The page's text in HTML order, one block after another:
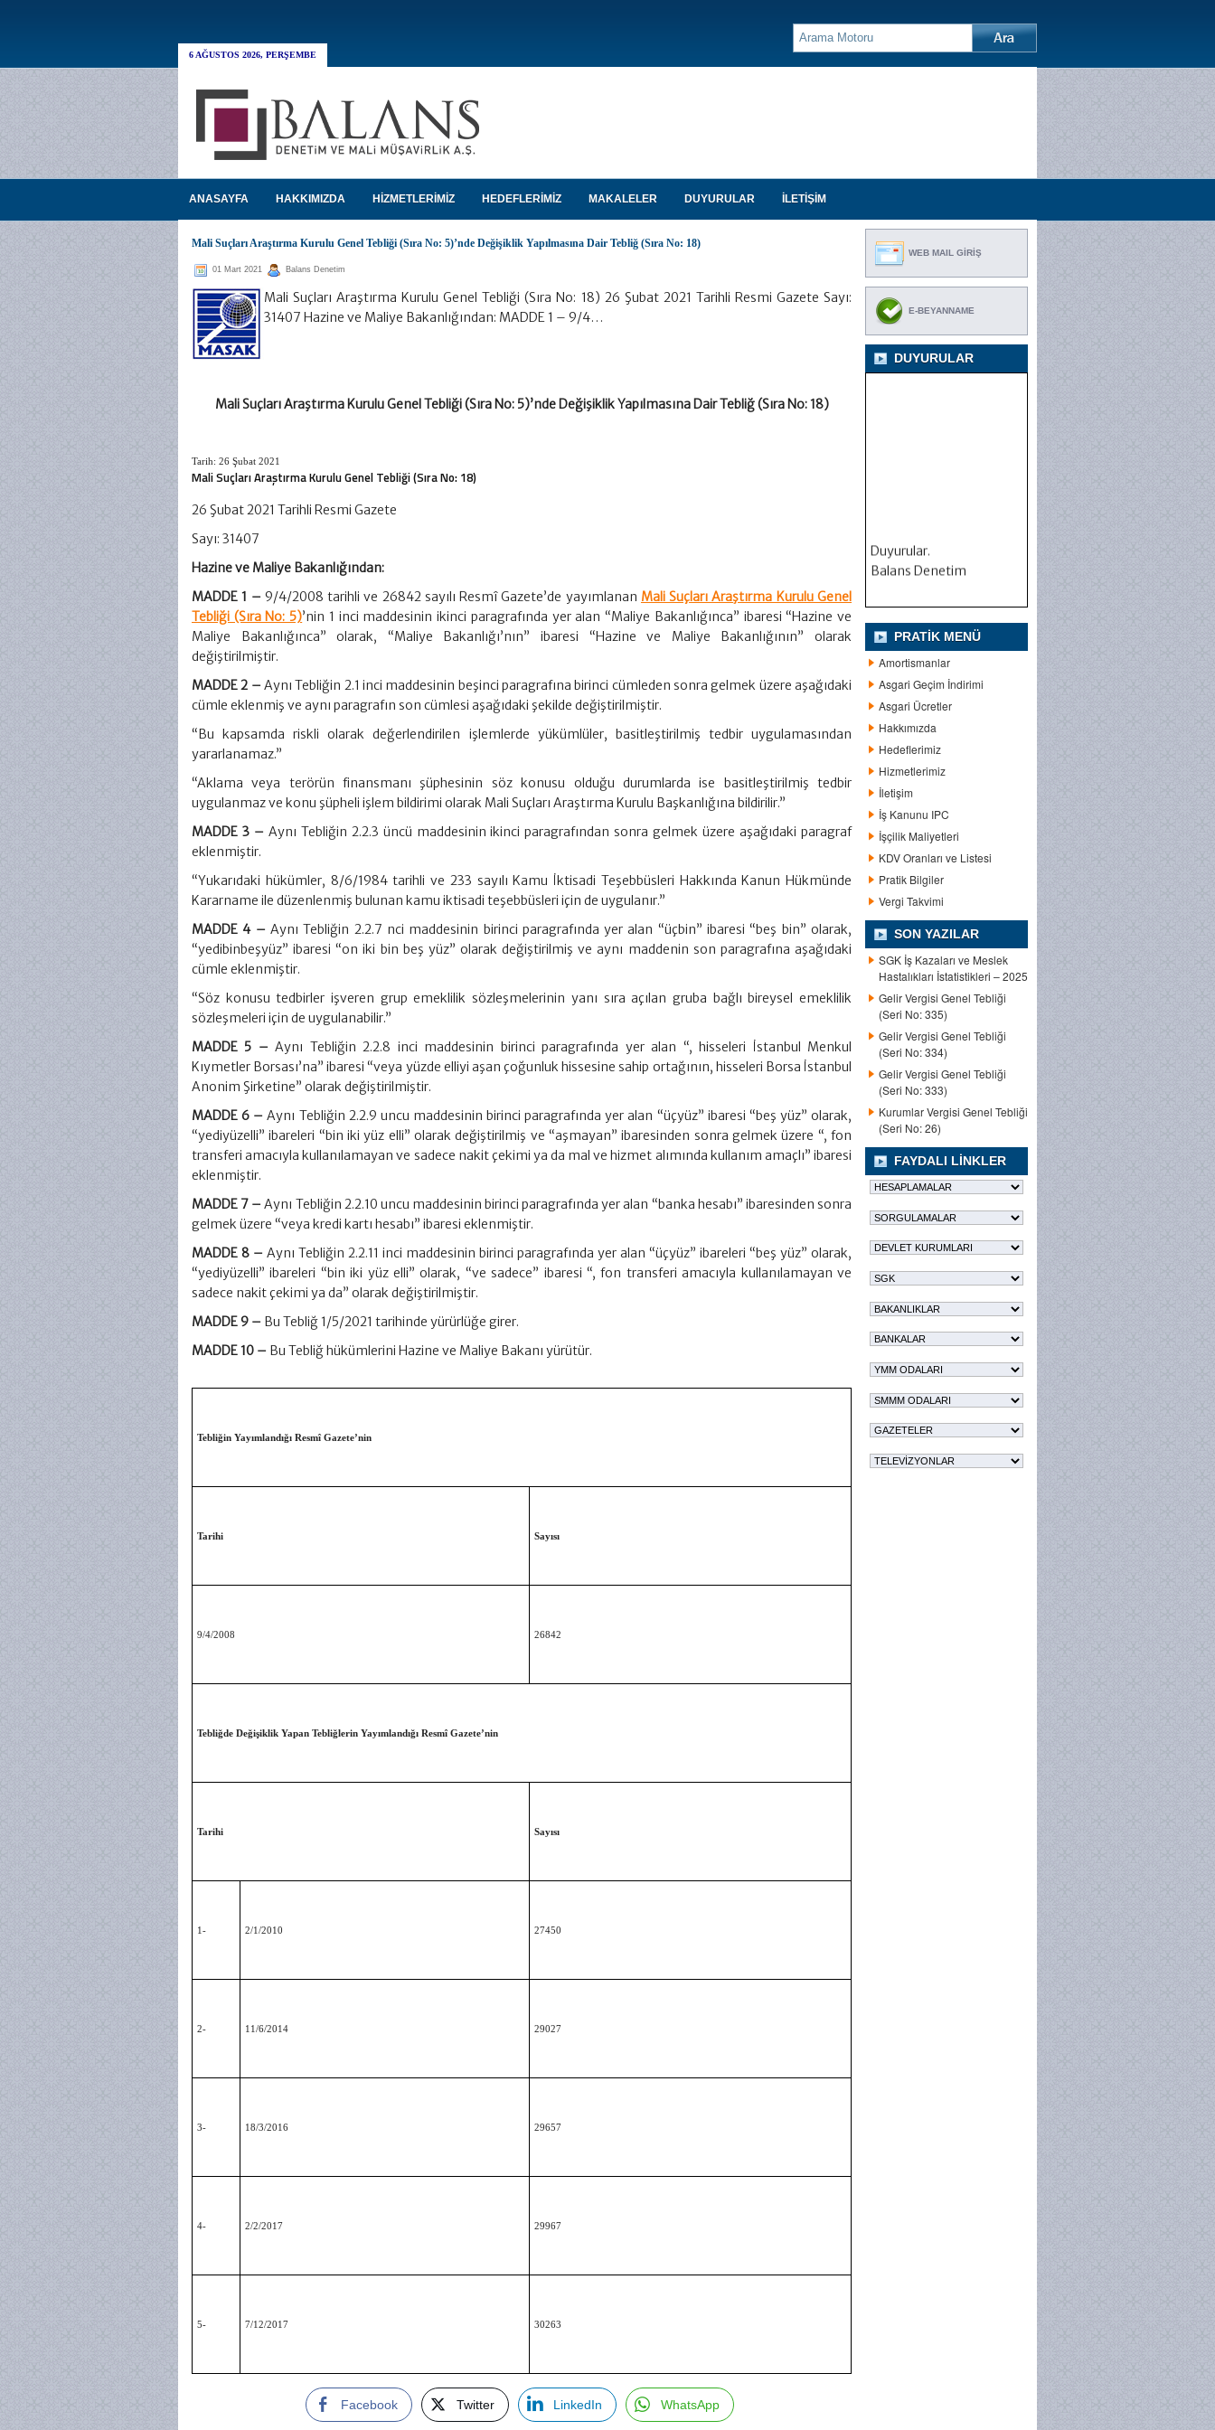
6 AĞUSTOS 2026, PERŞEMBE
ANASAYFA HAKKIMIZDA HİZMETLERİMİZ HEDEFLERİMİZ MAKALELER DUYURULAR İLETİŞİM
Mali Suçları Araştırma Kurulu Genel Tebliği (Sıra No: 5)’nde Değişiklik Yapılmasına Dair Tebliğ (Sıra No: 18)
01 Mart 2021 Balans Denetim
Mali Suçları Araştırma Kurulu Genel Tebliği (Sıra No: 18) 26 Şubat 2021 Tarihli Resmi Gazete Sayı:
31407 Hazine ve Maliye Bakanlığından: MADDE 1 – 9/4…
Mali Suçları Araştırma Kurulu Genel Tebliği (Sıra No: 5)’nde Değişiklik Yapılmasına Dair Tebliğ (Sıra No: 18)
Tarih: 26 Şubat 2021
Mali Suçları Araştırma Kurulu Genel Tebliği (Sıra No: 18)
26 Şubat 2021 Tarihli Resmi Gazete
Sayı: 31407
Hazine ve Maliye Bakanlığından:
MADDE 1 – 9/4/2008 tarihli ve 26842 sayılı Resmî Gazete’de yayımlanan Mali Suçları Araştırma Kurulu Genel
Tebliği (Sıra No: 5)’nin 1 inci maddesinin ikinci paragrafında yer alan “Maliye Bakanlığınca” ibaresi “Hazine ve
Maliye Bakanlığınca” olarak, “Maliye Bakanlığı’nın” ibaresi “Hazine ve Maliye Bakanlığının” olarak
değiştirilmiştir.
MADDE 2 – Aynı Tebliğin 2.1 inci maddesinin beşinci paragrafına birinci cümleden sonra gelmek üzere aşağıdaki
cümle eklenmiş ve aynı paragrafın son cümlesi aşağıdaki şekilde değiştirilmiştir.
“Bu kapsamda riskli olarak değerlendirilen işlemlerde yükümlüler, basitleştirilmiş tedbir uygulamasından
yararlanamaz.”
“Aklama veya terörün finansmanı şüphesinin söz konusu olduğu durumlarda ise basitleştirilmiş tedbir
uygulanmaz ve konu şüpheli işlem bildirimi olarak Mali Suçları Araştırma Kurulu Başkanlığına bildirilir.”
MADDE 3 – Aynı Tebliğin 2.2.3 üncü maddesinin ikinci paragrafından sonra gelmek üzere aşağıdaki paragraf
eklenmiştir.
“Yukarıdaki hükümler, 8/6/1984 tarihli ve 233 sayılı Kamu İktisadi Teşebbüsleri Hakkında Kanun Hükmünde
Kararname ile düzenlenmiş bulunan kamu iktisadi teşebbüsleri için de uygulanır.”
MADDE 4 – Aynı Tebliğin 2.2.7 nci maddesinin birinci paragrafında yer alan “üçbin” ibaresi “beş bin” olarak,
“yedibinbeşyüz” ibaresi “on iki bin beş yüz” olarak değiştirilmiş ve aynı maddenin son paragrafına aşağıdaki
cümle eklenmiştir.
“Söz konusu tedbirler işveren grup emeklilik sözleşmelerinin yanı sıra açılan gruba bağlı bireysel emeklilik
sözleşmeleri için de uygulanabilir.”
MADDE 5 – Aynı Tebliğin 2.2.8 inci maddesinin birinci paragrafında yer alan “, hisseleri İstanbul Menkul
Kıymetler Borsası’na” ibaresi “veya yüzde elliyi aşan çoğunluk hissesine sahip ortağının, hisseleri Borsa İstanbul
Anonim Şirketine” olarak değiştirilmiştir.
MADDE 6 – Aynı Tebliğin 2.2.9 uncu maddesinin birinci paragrafında yer alan “üçyüz” ibaresi “beş yüz” olarak,
“yediyüzelli” ibareleri “bin iki yüz elli” olarak değiştirilmiş ve “aşmayan” ibaresinden sonra gelmek üzere “, fon
transferi amacıyla kullanılamayan ve sadece nakit çekimi ya da mal ve hizmet alımında kullanım amaçlı” ibaresi
eklenmiştir.
MADDE 7 –Aynı Tebliğin 2.2.10 uncu maddesinin birinci paragrafında yer alan “banka hesabı” ibaresinden sonra
gelmek üzere “veya kredi kartı hesabı” ibaresi eklenmiştir.
MADDE 8 – Aynı Tebliğin 2.2.11 inci maddesinin birinci paragrafında yer alan “üçyüz” ibareleri “beş yüz” olarak,
“yediyüzelli” ibareleri “bin iki yüz elli” olarak, “ve sadece” ibaresi “, fon transferi amacıyla kullanılamayan ve
sadece nakit çekimi ya da” olarak değiştirilmiştir.
MADDE 9 – Bu Tebliğ 1/5/2021 tarihinde yürürlüğe girer.
MADDE 10 – Bu Tebliğ hükümlerini Hazine ve Maliye Bakanı yürütür.
Tebliğin Yayımlandığı Resmî Gazete’nin
Tarihi Sayısı
9/4/2008 26842
Tebliğde Değişiklik Yapan Tebliğlerin Yayımlandığı Resmî Gazete’nin
Tarihi Sayısı
1- 2/1/2010 27450
2- 11/6/2014 29027
3- 18/3/2016 29657
4- 2/2/2017 29967
5- 7/12/2017 30263
Facebook Twitter LinkedIn WhatsApp
WEB MAIL GİRİŞ
E-BEYANNAME
DUYURULAR
Duyurular.
Balans Denetim
PRATIK MENÜ
Amortismanlar
Asgari Geçim İndirimi
Asgari Ücretler
Hakkımızda
Hedeflerimiz
Hizmetlerimiz
İletişim
İş Kanunu IPC
İşçilik Maliyetleri
KDV Oranları ve Listesi
Pratik Bilgiler
Vergi Takvimi
SON YAZILAR
SGK İş Kazaları ve Meslek
Hastalıkları İstatistikleri – 2025
Gelir Vergisi Genel Tebliği
(Seri No: 335)
Gelir Vergisi Genel Tebliği
(Seri No: 334)
Gelir Vergisi Genel Tebliği
(Seri No: 333)
Kurumlar Vergisi Genel Tebliği
(Seri No: 26)
FAYDALI LINKLER